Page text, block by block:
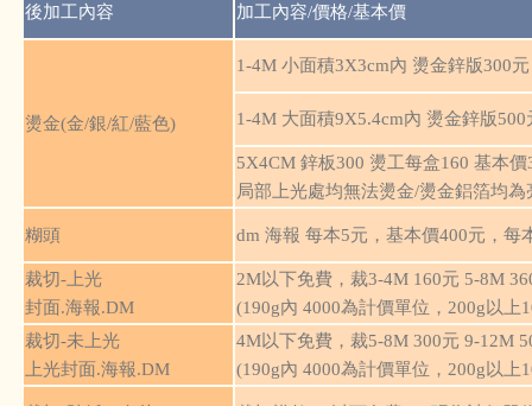
後加工內容 加工內容/價格/基本價
燙金(金/銀/紅/藍色)
1-4M 小面積3X3cm內 燙金鋅版300
1-4M 大面積9X5.4cm內 燙金鋅版
5X4CM 鋅板300 燙工每盒160 基本價
局部上光處均無法燙金/燙金鋁箔均
糊頭 dm 海報 每本5元，基本價400元，每
裁切-上光
封面.海報.DM
2M以下免費，裁3-4M 160元 5-8M
(190g內 4000為計價單位，200g以上
裁切-未上光
上光封面.海報.DM
4M以下免費，裁5-8M 300元 9-12M
(190g內 4000為計價單位，200g以上